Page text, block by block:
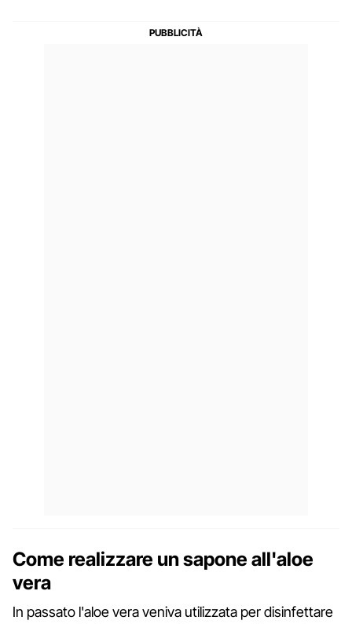
Come realizzare un sapone all'aloe
vera
In passato l'aloe vera veniva utilizzata per disinfettare